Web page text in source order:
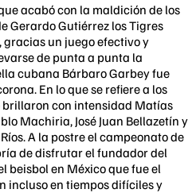
acabó con la maldición de los
Gerardo Gutiérrez los Tigres
un juego efectivo y
de punta a punta la
cubana Bárbaro Garbey fue
En lo que se refiere a los
brillaron con intensidad Matías
Machiria, José Juan Bellazetín y
A la postre el campeonato de
de disfrutar el fundador del
beisbol en México que fue el
incluso en tiempos difíciles y